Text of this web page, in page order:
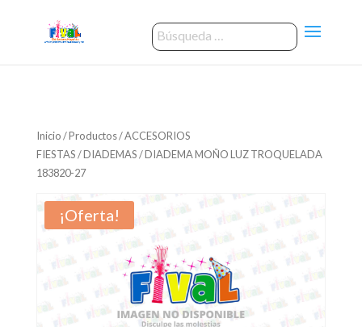
Inicio/Productos/ACCESORIOS
FIESTAS/DIADEMAS/ DIADEMA MOÑO LUZ TROQUELADA
183820-27
¡Oferta!